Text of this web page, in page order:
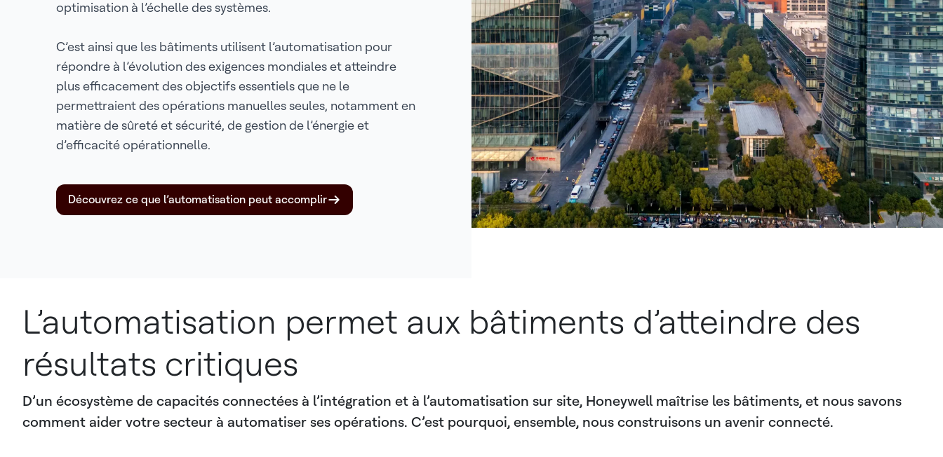
optimisation à l’échelle des systèmes.
C’est ainsi que les bâtiments utilisent l’automatisation pour
répondre à l’évolution des exigences mondiales et atteindre
plus efficacement des objectifs essentiels que ne le
permettraient des opérations manuelles seules, notamment en
matière de sûreté et sécurité, de gestion de l’énergie et
d’efficacité opérationnelle.
Découvrez ce que l’automatisation peut accomplir
L’automatisation permet aux bâtiments d’atteindre des
résultats critiques
D’un écosystème de capacités connectées à l’intégration et à l’automatisation sur site, Honeywell maîtrise les bâtiments, et nous savons
comment aider votre secteur à automatiser ses opérations. C’est pourquoi, ensemble, nous construisons un avenir connecté.